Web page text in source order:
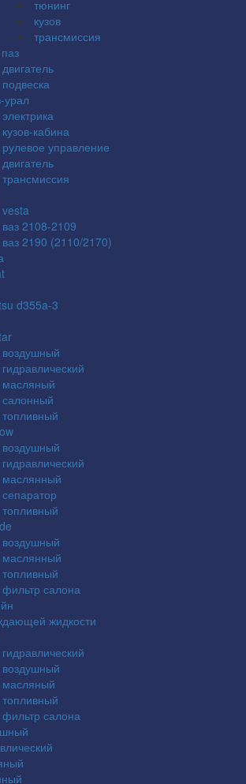
тюнинг
кузов
трансмиссия
двигатель
подвеска
урал
электрика
кузов-кабина
рулевое управление
двигатель
трансмиссия
vesta
ваз 2108-2109
ваз 2190 (2110/2170)
d355a-3
воздушный
гидравлический
масляный
салонный
топливный
воздушный
гидравлический
маслянный
сепаратор
топливный
воздушный
маслянный
топливный
фильтр салона
жидкости
гидравлический
воздушный
масляный
топливный
фильтр салона